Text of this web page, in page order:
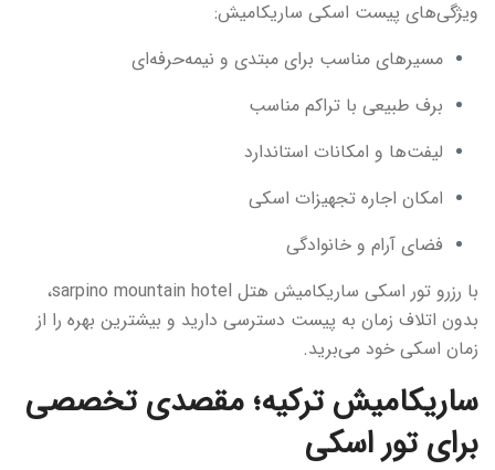
ویژگی‌های پیست اسکی ساریکامیش:
مسیرهای مناسب برای مبتدی و نیمه‌حرفه‌ای
برف طبیعی با تراکم مناسب
لیفت‌ها و امکانات استاندارد
امکان اجاره تجهیزات اسکی
فضای آرام و خانوادگی
با رزرو تور اسکی ساریکامیش هتل sarpino mountain hotel،
بدون اتلاف زمان به پیست دسترسی دارید و بیشترین بهره را از
زمان اسکی خود می‌برید.
ساریکامیش ترکیه؛ مقصدی تخصصی
برای تور اسکی